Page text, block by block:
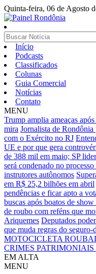
Quinta-feira, 06 de Agosto
Início
Podcasts
Classificados
Colunas
Guia Comercial
Notícias
Contato
MENU
Trump amplia ameaças
mira Jornalista de
com o Exército no RJ
UE e por que gera
de 388 mil em maio; SP
será condenado no
instrutores autônomos
em R$ 25,2 bilhões em abril
pendências e ficar apto a
buscas após boatos de
de roubo com reféns que
Ariquemes Deputados
que muda regras do seguro-
MOTOCICLETA
CRIMES
EM ALTA
MENU